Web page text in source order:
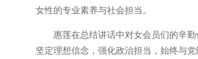
女性的专业素养与社会担当。
惠莲在总结讲话中对女会员们的辛勤
坚定理想信念，强化政治担当，始终与